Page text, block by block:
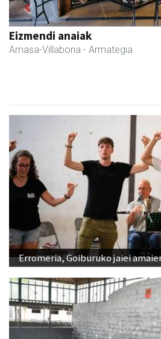
Eizmendi anaiak
Amasa-Villabona - Armategia
Previous
Erromeria, Goiburuko jaiei